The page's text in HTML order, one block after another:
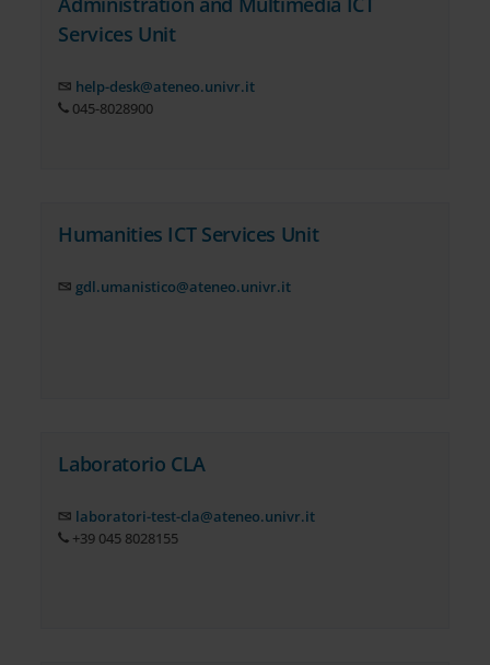
Services Unit
help-desk@ateneo.univr.it
045-8028900
Humanities ICT Services Unit
gdl.umanistico@ateneo.univr.it
Laboratorio CLA
laboratori-test-cla@ateneo.univr.it
+39 045 8028155